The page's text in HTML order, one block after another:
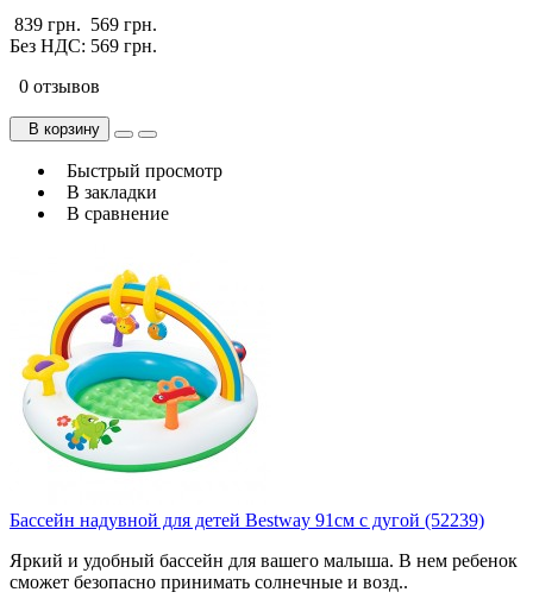
839 грн. 569 грн.
Без НДС: 569 грн.
0 отзывов
В корзину
Быстрый просмотр
В закладки
В сравнение
Бассейн надувной для детей Bestway 91см с дугой (52239)
Яркий и удобный бассейн для вашего малыша. В нем ребенок
сможет безопасно принимать солнечные и возд..